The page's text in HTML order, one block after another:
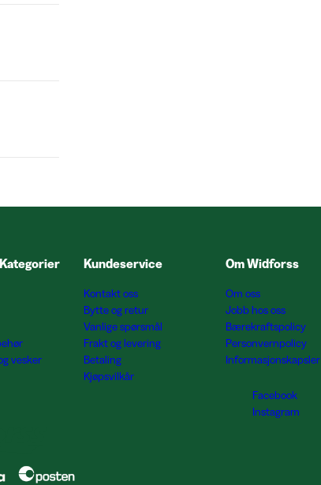
vesker
Kundeservice
Kontakt oss
Bytte og retur
Vanlige spørsmål
Frakt og levering
Betaling
Kjøpsvilkår
Om Widforss
Om oss
Jobb hos oss
Bærekraftspolicy
Personvernpolicy
Informasjonskapsler
Facebook
Instagram